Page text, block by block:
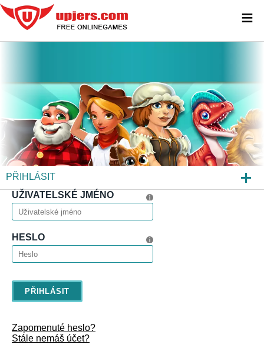
REGISTROVAT
PŘIHLÁSIT
UŽIVATELSKÉ JMÉNO
HESLO
Zapomenuté heslo?
Stále nemáš účet?
≡